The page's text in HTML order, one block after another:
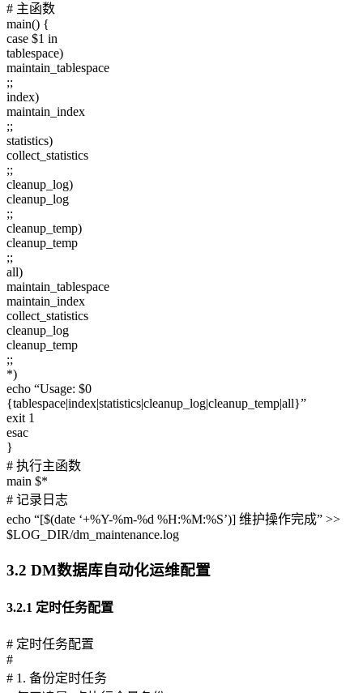
# 主函数
main() {
case $1 in
tablespace)
maintain_tablespace
;;
index)
maintain_index
;;
statistics)
collect_statistics
;;
cleanup_log)
cleanup_log
;;
cleanup_temp)
cleanup_temp
;;
all)
maintain_tablespace
maintain_index
collect_statistics
cleanup_log
cleanup_temp
;;
*)
echo “Usage: $0
{tablespace|index|statistics|cleanup_log|cleanup_temp|all}”
exit 1
esac
}
# 执行主函数
main $*
# 记录日志
echo “[$(date ‘+%Y-%m-%d %H:%M:%S’)] 维护操作完成” >>
$LOG_DIR/dm_maintenance.log
3.2 DM数据库自动化运维配置
3.2.1 定时任务配置
# 定时任务配置
#
# 1. 备份定时任务